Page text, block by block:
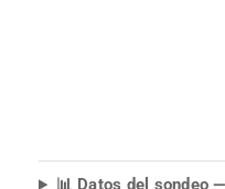
📊 Datos del sondeo